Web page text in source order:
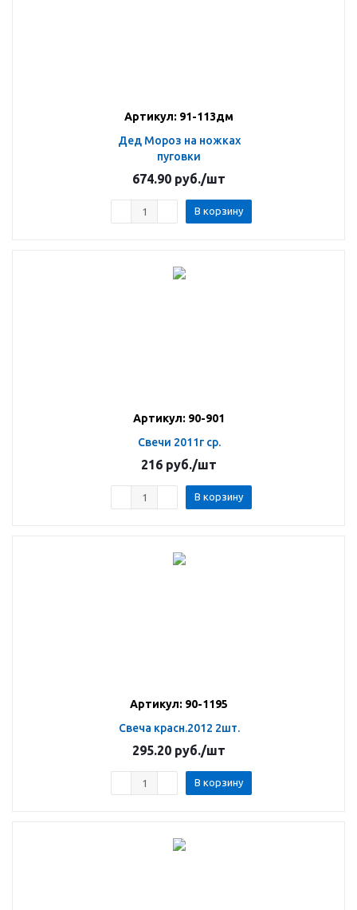
Артикул: 91-113дм
Дед Мороз на ножках
пуговки
674.90 руб./шт
В корзину
Артикул: 90-901
Свечи 2011г ср.
216 руб./шт
В корзину
Артикул: 90-1195
Свеча красн.2012 2шт.
295.20 руб./шт
В корзину